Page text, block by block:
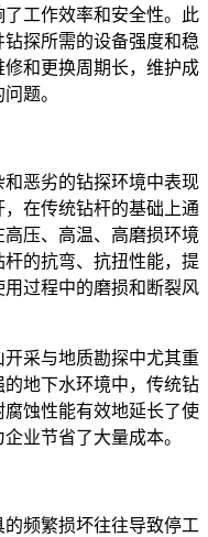
工作效率和安全性。此
探所需的设备强度和稳
和更换周期长，维护成
题。
恶劣的钻探环境中表现
在传统钻杆的基础上通
压、高温、高磨损环境
的抗弯、抗扭性能，提
过程中的磨损和断裂风
采与地质勘探中尤其重
地下水环境中，传统钻
蚀性能有效地延长了使
业节省了大量成本。
频繁损坏往往导致停工